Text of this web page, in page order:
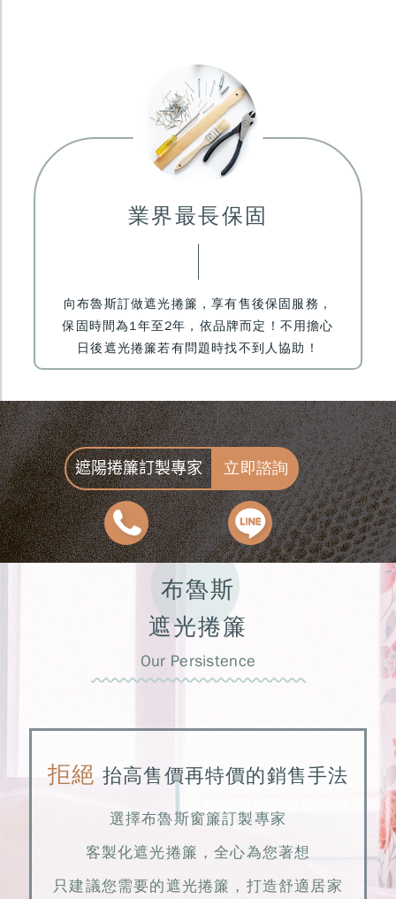
業界最長保固
向布魯斯訂做遮光捲簾，享有售後保固服務 ，
保固時間為1年至2年，依品牌而定！不用擔心
日後遮光捲簾若有問題時找不到人協助！
遮陽捲簾訂製專家 立即諮詢
布魯斯
遮光捲簾
Our Persistence
拒絕 抬高售價再特價的銷售手法
選擇布魯斯窗簾訂製專家
客製化遮光捲簾，全心為您著想
只建議您需要的遮光捲簾，打造舒適居家